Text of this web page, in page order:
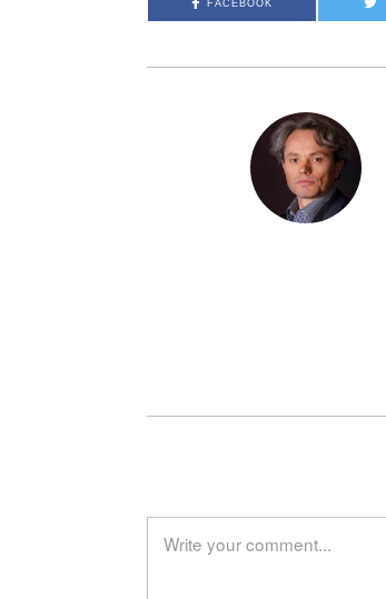
FACEBOOK